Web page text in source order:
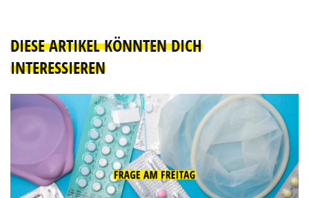
DIESE ARTIKEL KÖNNTEN DICH
INTERESSIEREN